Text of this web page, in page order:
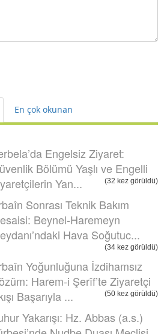
En çok okunan
Engelsiz Ziyaret:
Bölümü Yaşlı ve Engelli
Yan...
(32 kez görüldü)
Sonrası Teknik Bakım
Beynel-Haremeyn
Hava Soğutuc...
(34 kez görüldü)
Yoğunluğuna İzdihamsız
Harem-i Şerîf’te Ziyaretçi
Başarıyla ...
(50 kez görüldü)
Yakarışı: Hz. Abbas (a.s.)